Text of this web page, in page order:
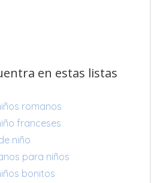
en estas listas
romanos
franceses
niño
para niños
bonitos